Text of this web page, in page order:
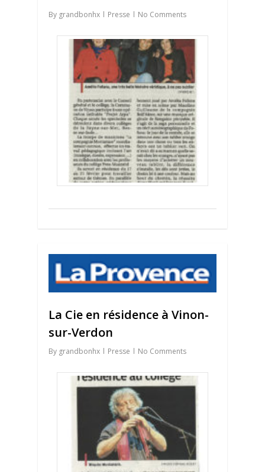
By grandbonhx Presse No Comments
La Cie en résidence à Vinon-
sur-Verdon
By grandbonhx Presse No Comments